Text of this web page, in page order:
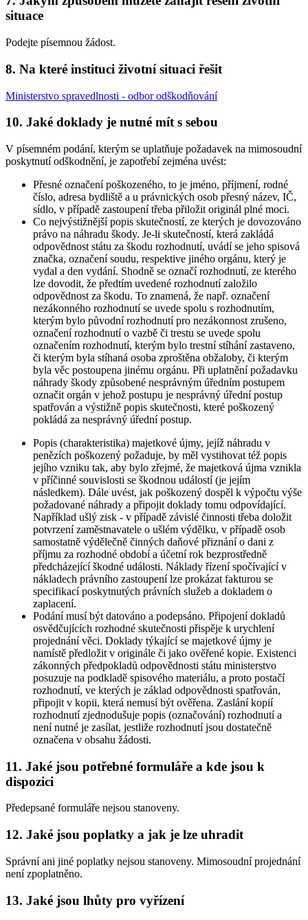
situace
Podejte písemnou žádost.
8. Na které instituci životní situaci řešit
Ministerstvo spravedlnosti - odbor odškodňování
10. Jaké doklady je nutné mít s sebou
V písemném podání, kterým se uplatňuje požadavek na mimosoudní
poskytnutí odškodnění, je zapotřebí zejména uvést:
Přesné označení poškozeného, to je jméno, příjmení, rodné
číslo, adresa bydliště a u právnických osob přesný název, IČ,
sídlo, v případě zastoupení třeba přiložit originál plné moci.
Co nejvýstižnější popis skutečností, ze kterých je dovozováno
právo na náhradu škody. Je-li skutečností, která zakládá
odpovědnost státu za škodu rozhodnutí, uvádí se jeho spisová
značka, označení soudu, respektive jiného orgánu, který je
vydal a den vydání. Shodně se označí rozhodnutí, ze kterého
lze dovodit, že předtím uvedené rozhodnutí založilo
odpovědnost za škodu. To znamená, že např. označení
nezákonného rozhodnutí se uvede spolu s rozhodnutím,
kterým bylo původní rozhodnutí pro nezákonnost zrušeno,
označení rozhodnutí o vazbě či trestu se uvede spolu
označením rozhodnutí, kterým bylo trestní stíhání zastaveno,
či kterým byla stíhaná osoba zproštěna obžaloby, či kterým
byla věc postoupena jinému orgánu. Při uplatnění požadavku
náhrady škody způsobené nesprávným úředním postupem
označit orgán v jehož postupu je nesprávný úřední postup
spatřován a výstižně popis skutečnosti, které poškozený
pokládá za nesprávný úřední postup.
Popis (charakteristika) majetkové újmy, jejíž náhradu v
penězích poškozený požaduje, by měl vystihovat též popis
jejího vzniku tak, aby bylo zřejmé, že majetková újma vznikla
v příčinné souvislosti se škodnou událostí (je jejím
následkem). Dále uvést, jak poškozený dospěl k výpočtu výše
požadované náhrady a připojit doklady tomu odpovídající.
Například ušlý zisk - v případě závislé činnosti třeba doložit
potvrzení zaměstnavatele o ušlém výdělku, v případě osob
samostatně výdělečně činných daňové přiznání o dani z
příjmu za rozhodné období a účetní rok bezprostředně
předcházející škodné události. Náklady řízení spočívající v
nákladech právního zastoupení lze prokázat fakturou se
specifikací poskytnutých právních služeb a dokladem o
zaplacení.
Podání musí být datováno a podepsáno. Připojení dokladů
osvědčujících rozhodné skutečnosti přispěje k urychlení
projednání věci. Doklady týkající se majetkové újmy je
namístě předložit v originále či jako ověřené kopie. Existenci
zákonných předpokladů odpovědnosti státu ministerstvo
posuzuje na podkladě spisového materiálu, a proto postačí
rozhodnutí, ve kterých je základ odpovědnosti spatřován,
připojit v kopii, která nemusí být ověřena. Zaslání kopií
rozhodnutí zjednodušuje popis (označování) rozhodnutí a
není nutné je zasílat, jestliže rozhodnutí jsou dostatečně
označena v obsahu žádosti.
11. Jaké jsou potřebné formuláře a kde jsou k
dispozici
Předepsané formuláře nejsou stanoveny.
12. Jaké jsou poplatky a jak je lze uhradit
Správní ani jiné poplatky nejsou stanoveny. Mimosoudní projednání
není zpoplatněno.
13. Jaké jsou lhůty pro vyřízení